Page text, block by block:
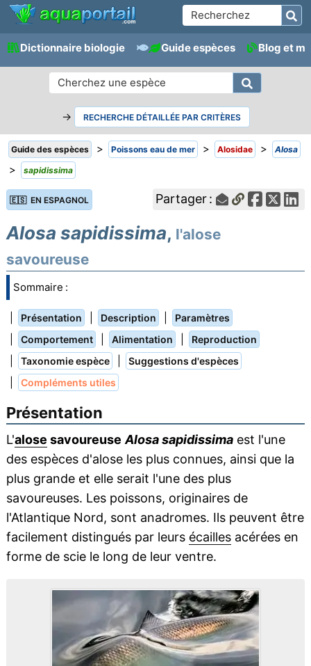
Dictionnaire biologie Guide espèces Blog et
→ RECHERCHE DÉTAILLÉE PAR CRITÈRES
Guide des espèces > Poissons eau de mer > Alosidae > Alosa
> sapidissima
🇪🇸 EN ESPAGNOL Partager :
Alosa sapidissima, l'alose
savoureuse
Sommaire :
Présentation Description Paramètres
Comportement Alimentation Reproduction
Taxonomie espèce Suggestions d'espèces
Compléments utiles
Présentation
L'alose savoureuse Alosa sapidissimaest l'une
des espèces d'alose les plus connues, ainsi que la
plus grande et elle serait l'une des plus
savoureuses. Les poissons, originaires de
l'Atlantique Nord, sont anadromes. Ils peuvent être
facilement distingués par leurs écaillesacérées en
forme de scie le long de leur ventre.